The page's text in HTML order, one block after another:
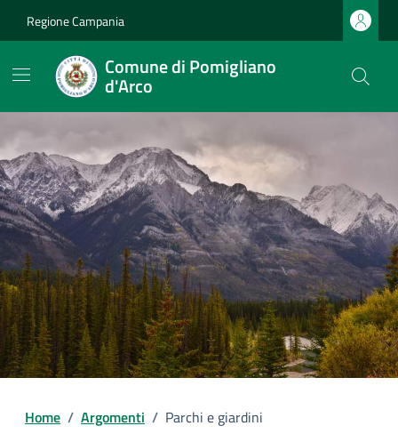
Regione Campania
Comune di Pomigliano
d'Arco
Home / Argomenti / Parchi e giardini